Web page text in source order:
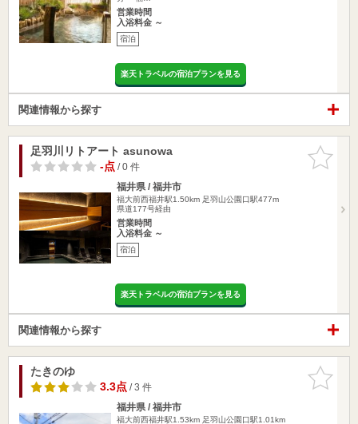
営業時間
入浴料金 ～
宿泊
楽天トラベルの宿泊プランを見る
関連情報から探す
お気に入
りに追加
足羽川リトアート asunowa
-点/ 0 件
福井県 / 福井市
福大前西福井駅1.50km 足羽山公園口駅477m
県道177号経由
営業時間
入浴料金 ～
宿泊
楽天トラベルの宿泊プランを見る
関連情報から探す
お気に入
りに追加
たきのゆ
3.3点/ 3 件
福井県 / 福井市
福大前西福井駅1.53km 足羽山公園口駅1.01km